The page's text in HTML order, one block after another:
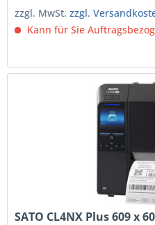
zzgl. MwSt.zzgl.
Kann für Sie
SATO CL4NX Plus 609 x